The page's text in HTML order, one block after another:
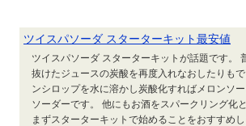
ツイスパソーダ スターターキット最安値
ツイスパソーダ スターターキットが話題です
抜けたジュースの炭酸を再度入れなおしたりも
ンシロップを水に溶かし炭酸化すればメロンソ
ソーダーです。 他にもお酒をスパークリング化
まずスターターキットで始めることをおすすめ